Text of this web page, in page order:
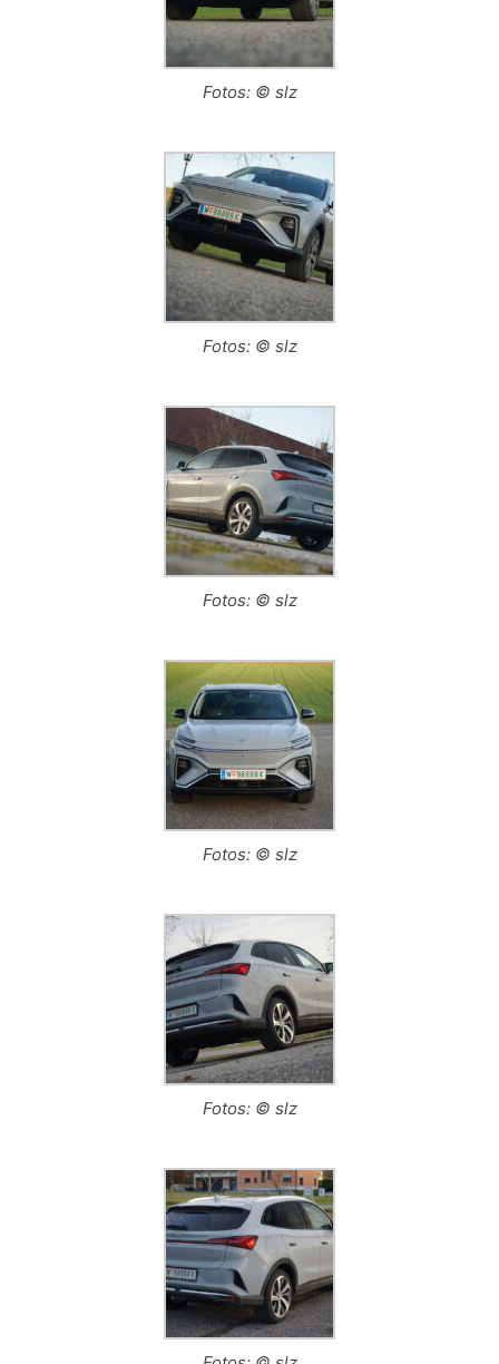
Fotos: © slz
Fotos: © slz
Fotos: © slz
Fotos: © slz
Fotos: © slz